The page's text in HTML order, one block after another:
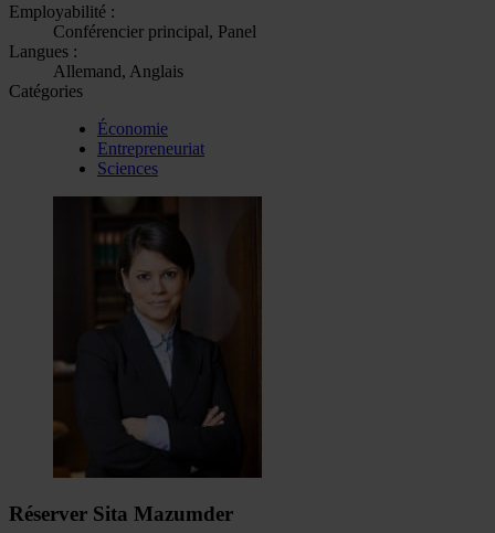
Employabilité :
Conférencier principal, Panel
Langues :
Allemand, Anglais
Catégories
Économie
Entrepreneuriat
Sciences
Réserver Sita Mazumder